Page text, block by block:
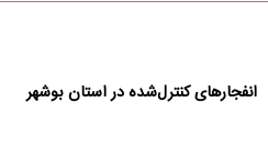
انفجارهای کنترل‌شده در استان بوشهر